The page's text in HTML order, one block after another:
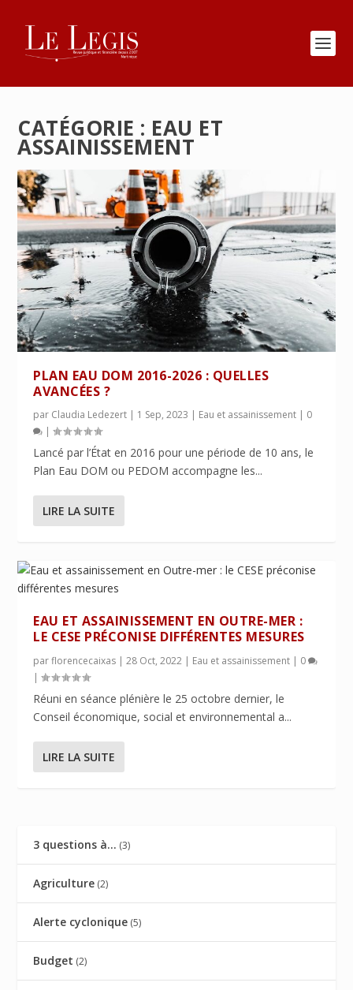
CATÉGORIE : EAU ET
ASSAINISSEMENT
PLAN EAU DOM 2016-2026 : QUELLES
AVANCÉES ?
par Claudia Ledezert | 1 Sep, 2023 | Eau et assainissement | 0
|
Lancé par l’État en 2016 pour une période de 10 ans, le
Plan Eau DOM ou PEDOM accompagne les...
LIRE LA SUITE
EAU ET ASSAINISSEMENT EN OUTRE-MER :
LE CESE PRÉCONISE DIFFÉRENTES MESURES
parflorencecaixas |28 Oct, 2022 | Eau et assainissement | 0
|
Réuni en séance plénière le 25 octobre dernier, le
Conseil économique, social et environnemental a...
LIRE LA SUITE
3 questions à… (3)
Agriculture (2)
Alerte cyclonique (5)
Budget (2)